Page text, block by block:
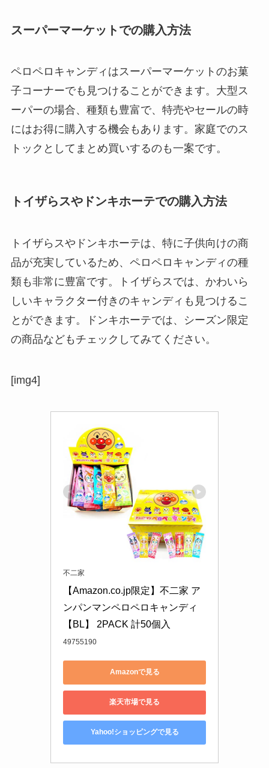
スーパーマーケットでの購入方法
ペロペロキャンディはスーパーマーケットのお菓
子コーナーでも見つけることができます。大型ス
ーパーの場合、種類も豊富で、特売やセールの時
にはお得に購入する機会もあります。家庭でのス
トックとしてまとめ買いするのも一案です。
トイザらスやドンキホーテでの購入方法
トイザらスやドンキホーテは、特に子供向けの商
品が充実しているため、ペロペロキャンディの種
類も非常に豊富です。トイザらスでは、かわいら
しいキャラクター付きのキャンディも見つけるこ
とができます。ドンキホーテでは、シーズン限定
の商品などもチェックしてみてください。
[img4]
不二家
【Amazon.co.jp限定】不二家 ア
ンパンマンペロペロキャンディ
【BL】 2PACK 計50個入
49755190
Amazonで見る
楽天市場で見る
Yahoo!ショッピングで見る